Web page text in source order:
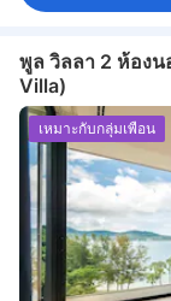
บริการโทรปลุก
ม่
อะแดปเตอร์
แก้ว
เครื่องดื่มแอลกอฮอล์
น้ำดื่มบรรจุขวด (ฟรี)
ห้องครัวครบชุด
พื้นที่นั่งเล่น
พื้นไม้/
หน้าต่าง
ห้องรับป
ราวตากผ้า
ห้องแ
เตียงสำหรับเด็ก (เ
เครื่องตรวจจับควัน
ถังดับเพลิง
บริกา
พูล วิลลา 2 ห้องน
Villa)
เหมาะกับกลุ่มเพื่อน